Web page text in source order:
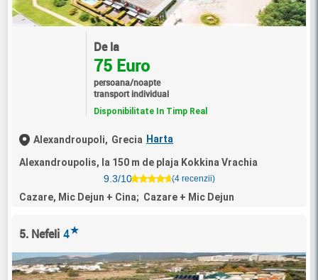
De la
75 Euro
persoana/noapte
transport individual
Disponibilitate In Timp Real
Alexandroupoli, Grecia Harta
Alexandroupolis, la 150 m de plaja Kokkina Vrachia
9.3/10
(4 recenzii)
Cazare, Mic Dejun + Cina; Cazare + Mic Dejun
5. Nefeli 4★